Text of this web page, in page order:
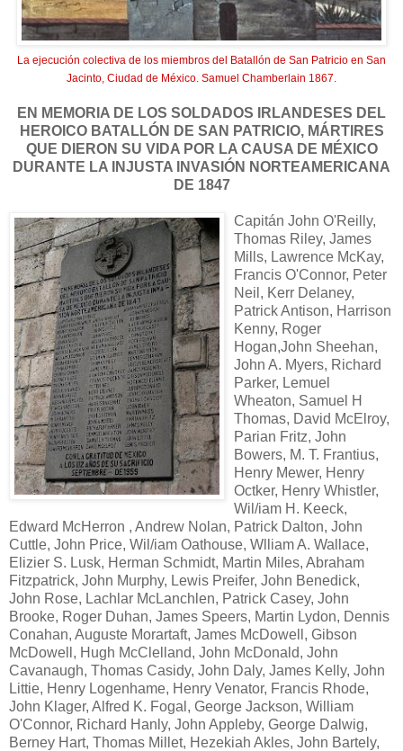
La ejecución colectiva de los miembros del Batallón de San Patricio en San
Jacinto, Ciudad de México. Samuel Chamberlain 1867.
EN MEMORIA DE LOS SOLDADOS IRLANDESES DEL
HEROICO BATALLÓN DE SAN PATRICIO, MÁRTIRES
QUE DIERON SU VIDA POR LA CAUSA DE MÉXICO
DURANTE LA INJUSTA INVASIÓN NORTEAMERICANA
DE 1847
Capitán John O'Reilly,
Thomas Riley, James
Mills, Lawrence McKay,
Francis O'Connor, Peter
Neil, Kerr Delaney,
Patrick Antison, Harrison
Kenny, Roger
Hogan,John Sheehan,
John A. Myers, Richard
Parker, Lemuel
Wheaton, Samuel H
Thomas, David McElroy,
Parian Fritz, John
Bowers, M. T. Frantius,
Henry Mewer, Henry
Octker, Henry Whistler,
Wil/iam H. Keeck,
Edward McHerron , Andrew Nolan, Patrick Dalton, John
Cuttle, John Price, Wil/iam Oathouse, Wlliam A. Wallace,
Elizier S. Lusk, Herman Schmidt, Martin Miles, Abraham
Fitzpatrick, John Murphy, Lewis Preifer, John Benedick,
John Rose, Lachlar McLanchlen, Patrick Casey, John
Brooke, Roger Duhan, James Speers, Martin Lydon, Dennis
Conahan, Auguste Morartaft, James McDowell, Gibson
McDowell, Hugh McClelland, John McDonald, John
Cavanaugh, Thomas Casidy, John Daly, James Kelly, John
Littie, Henry Logenhame, Henry Venator, Francis Rhode,
John Klager, Alfred K. Fogal, George Jackson, William
O'Connor, Richard Hanly, John Appleby, George Dalwig,
Berney Hart, Thomas Millet, Hezekiah Akles, John Bartely,